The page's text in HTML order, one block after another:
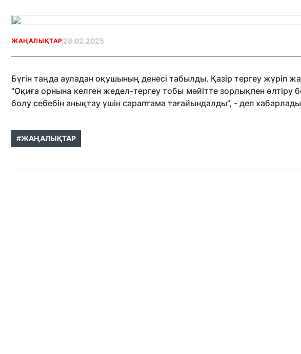
ЖАҢАЛЫҚТАР 28.02.2025
Бүгін таңда ауладан оқушының денесі табылды. Қазір тергеу жүріп
“Оқиға орнына келген жедел-тергеу тобы мәйітте зорлықпен өлтіру
болу себебін анықтау үшін сараптама тағайындалды”, - деп
#ЖАҢАЛЫҚТАР